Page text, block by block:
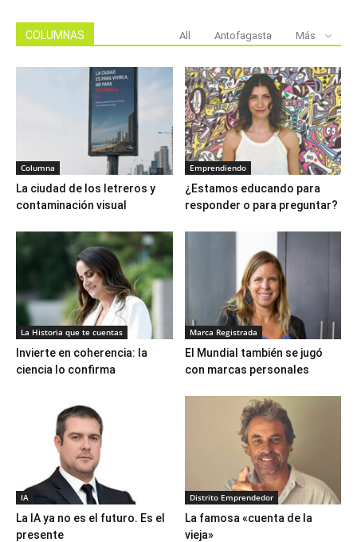
COLUMNAS All Antofagasta Más
Columna
La ciudad de los letreros y
contaminación visual
Emprendiendo
¿Estamos educando para
responder o para preguntar?
La Historia que te cuentas
Invierte en coherencia: la
ciencia lo confirma
Marca Registrada
El Mundial también se jugó
con marcas personales
IA
La IA ya no es el futuro. Es el
presente
Distrito Emprendedor
La famosa «cuenta de la
vieja»